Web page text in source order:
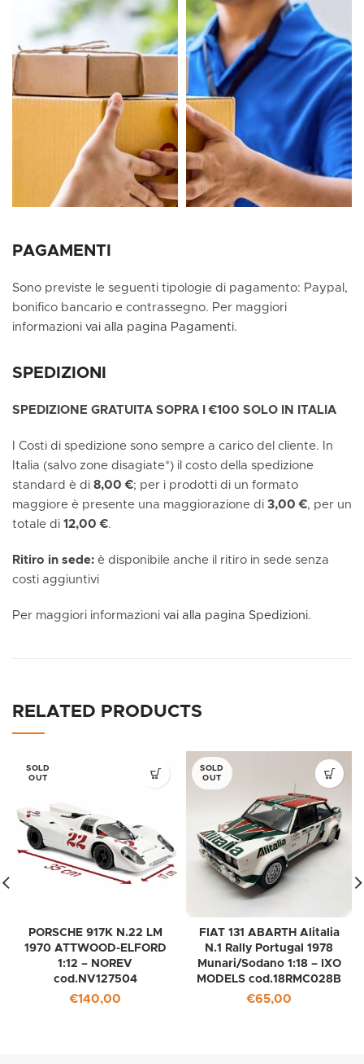
PAGAMENTI
Sono previste le seguenti tipologie di pagamento: Paypal,
bonifico bancario e contrassegno. Per maggiori
informazioni vai alla pagina Pagamenti.
SPEDIZIONI
SPEDIZIONE GRATUITA SOPRA I €100 SOLO IN ITALIA
I Costi di spedizione sono sempre a carico del cliente. In
Italia (salvo zone disagiate*) il costo della spedizione
standard è di 8,00 €; per i prodotti di un formato
maggiore è presente una maggiorazione di 3,00 €, per un
totale di 12,00 €.
Ritiro in sede: è disponibile anche il ritiro in sede senza
costi aggiuntivi
Per maggiori informazioni vai alla pagina Spedizioni.
RELATED PRODUCTS
SOLD
OUT
PORSCHE 917K N.22 LM
1970 ATTWOOD-ELFORD
1:12 – NOREV
cod.NV127504
€140,00
SOLD
OUT
FIAT 131 ABARTH Alitalia
N.1 Rally Portugal 1978
Munari/Sodano 1:18 – IXO
MODELS cod.18RMC028B
€65,00